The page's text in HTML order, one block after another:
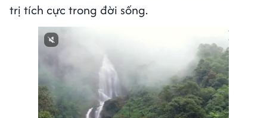
trị tích cực trong đời sống.